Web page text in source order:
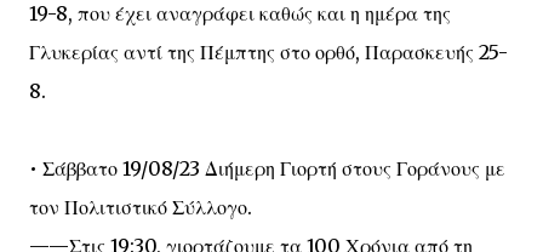
19-8, που έχει αναγράφει καθώς και η ημέρα της
Γλυκερίας αντί της Πέμπτης στο ορθό, Παρασκευής 25-
8.
• Σάββατο 19/08/23 Διήμερη Γιορτή στους Γοράνους με
τον Πολιτιστικό Σύλλογο.
——Στις 19:30, γιορτάζουμε τα 100 Χρόνια από τη